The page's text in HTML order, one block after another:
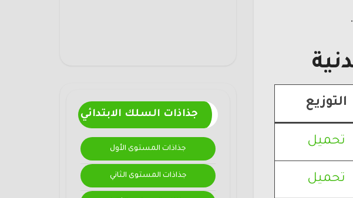
جذاذات السلك الابتدائي
جذاذات المستوى الأول
جذاذات المستوى الثاني
التوزيع
تحميل
تحميل